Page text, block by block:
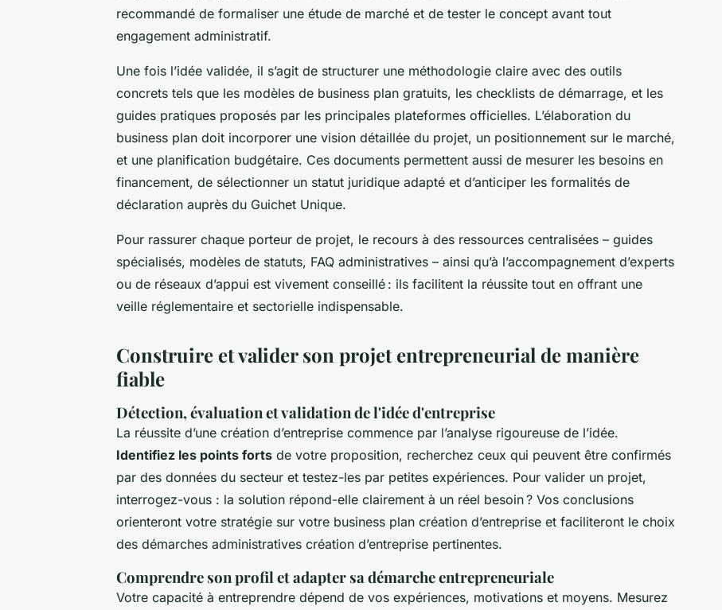
recommandé de formaliser une étude de marché et de tester le concept avant tout
engagement administratif.
Une fois l’idée validée, il s’agit de structurer une méthodologie claire avec des outils
concrets tels que les modèles de business plan gratuits, les checklists de démarrage, et les
guides pratiques proposés par les principales plateformes officielles. L’élaboration du
business plan doit incorporer une vision détaillée du projet, un positionnement sur le marché,
et une planification budgétaire. Ces documents permettent aussi de mesurer les besoins en
financement, de sélectionner un statut juridique adapté et d’anticiper les formalités de
déclaration auprès du Guichet Unique.
Pour rassurer chaque porteur de projet, le recours à des ressources centralisées – guides
spécialisés, modèles de statuts, FAQ administratives – ainsi qu’à l’accompagnement d’experts
ou de réseaux d’appui est vivement conseillé : ils facilitent la réussite tout en offrant une
veille réglementaire et sectorielle indispensable.
Construire et valider son projet entrepreneurial de manière
fiable
Détection, évaluation et validation de l'idée d'entreprise
La réussite d’une création d’entreprise commence par l’analyse rigoureuse de l’idée.
Identifiez les points forts de votre proposition, recherchez ceux qui peuvent être confirmés
par des données du secteur et testez-les par petites expériences. Pour valider un projet,
interrogez-vous : la solution répond-elle clairement à un réel besoin ? Vos conclusions
orienteront votre stratégie sur votre business plan création d’entreprise et faciliteront le choix
des démarches administratives création d’entreprise pertinentes.
Comprendre son profil et adapter sa démarche entrepreneuriale
Votre capacité à entreprendre dépend de vos expériences, motivations et moyens. Mesurez